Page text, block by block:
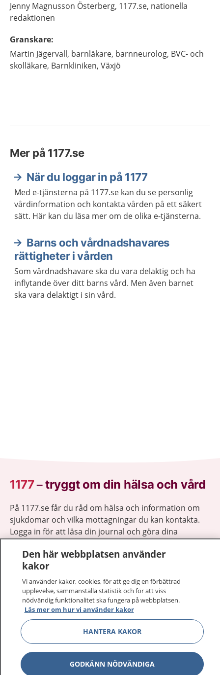
Jenny Magnusson Österberg, 1177.se, nationella
redaktionen
Granskare:
Martin Jägervall, barnläkare, barnneurolog, BVC- och
skolläkare, Barnkliniken, Växjö
Mer på 1177.se
När du loggar in på 1177
Med e-tjänsterna på 1177.se kan du se personlig
vårdinformation och kontakta vården på ett säkert
sätt. Här kan du läsa mer om de olika e-tjänsterna.
Barns och vårdnadshavares
rättigheter i vården
Som vårdnadshavare ska du vara delaktig och ha
inflytande över ditt barns vård. Men även barnet
ska vara delaktigt i sin vård.
1177–tryggt om din hälsa och vård
På 1177.se får du råd om hälsa och information om
sjukdomar och vilka mottagningar du kan kontakta.
Logga in för att läsa din journal och göra dina
sjukvårdsrådgivning dygnet runt.
1177 ger dig råd när du vill må bättre.
1177 på flera språk Visa
Om 1177 Visa
Den här webbplatsen använder
kakor
Vi använder kakor, cookies, för att ge dig en förbättrad
upplevelse, sammanställa statistik och för att viss
nödvändig funktionalitet ska fungera på webbplatsen.
Läs mer om hur vi använder kakor
HANTERA KAKOR
GODKÄNN NÖDVÄNDIGA